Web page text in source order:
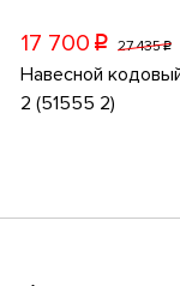
17 700 p 27 435p
Навесной
2 (51555 2)